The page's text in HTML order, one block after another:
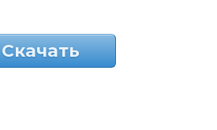
Скачать